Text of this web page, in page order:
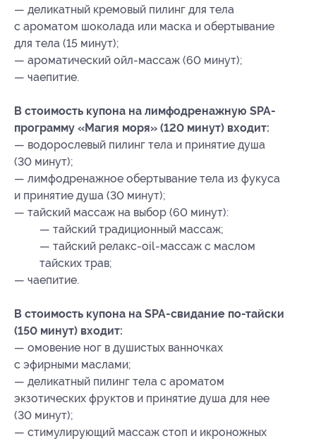
— деликатный кремовый пилинг для тела
с ароматом шоколада или маска и обертывание
для тела (15 минут);
— ароматический ойл-массаж (60 минут);
— чаепитие.
В стоимость купона на лимфодренажную SPA-
программу «Магия моря» (120 минут) входит:
— водорослевый пилинг тела и принятие душа
(30 минут);
— лимфодренажное обертывание тела из фукуса
и принятие душа (30 минут);
— тайский массаж на выбор (60 минут):
— тайский традиционный массаж;
— тайский релакс-oil-массаж с маслом
тайских трав;
— чаепитие.
В стоимость купона на SPA-свидание по-тайски
(150 минут) входит:
— омовение ног в душистых ванночках
с эфирными маслами;
— деликатный пилинг тела с ароматом
экзотических фруктов и принятие душа для нее
(30 минут);
— стимулирующий массаж стоп и икроножных